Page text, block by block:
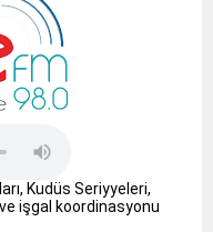
Kudüs Seriyyeleri,
ve işgal koordinasyonu